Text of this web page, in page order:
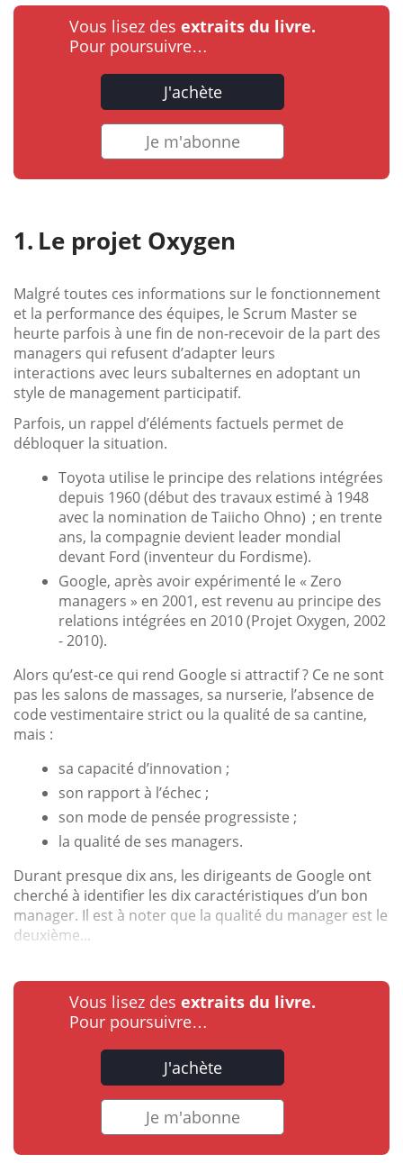
Vous lisez des extraits du livre.
Pour poursuivre…
J'achète
Je m'abonne
Le projet Oxygen
Malgré toutes ces informations sur le fonctionnement
et la performance des équipes, le Scrum Master se
heurte parfois à une fin de non-recevoir de la part des
managers qui refusent d’adapter leurs
interactions avec leurs subalternes en adoptant un
style de management participatif.
Parfois, un rappel d’éléments factuels permet de
débloquer la situation.
Toyota utilise le principe des relations intégrées
depuis 1960 (début des travaux estimé à 1948
avec la nomination de Taiicho Ohno) ; en trente
ans, la compagnie devient leader mondial
devant Ford (inventeur du Fordisme).
Google, après avoir expérimenté le « Zero
managers » en 2001, est revenu au principe des
relations intégrées en 2010 (Projet Oxygen, 2002
- 2010).
Alors qu’est-ce qui rend Google si attractif ? Ce ne sont
pas les salons de massages, sa nurserie, l’absence de
code vestimentaire strict ou la qualité de sa cantine,
mais :
sa capacité d’innovation ;
son rapport à l’échec ;
son mode de pensée progressiste ;
la qualité de ses managers.
Durant presque dix ans, les dirigeants de Google ont
cherché à identifier les dix caractéristiques d’un bon
manager. Il est à noter que la qualité du manager est le
deuxième...
Vous lisez des extraits du livre.
Pour poursuivre…
J'achète
Je m'abonne